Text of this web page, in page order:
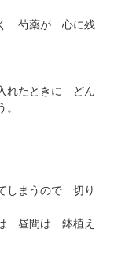
芍薬が 心に残
れたときに どん
しまうので 切り
は 昼間は 鉢植え